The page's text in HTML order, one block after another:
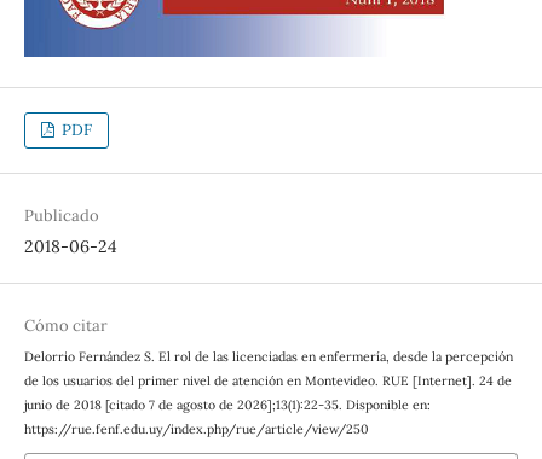
PDF
Publicado
2018-06-24
Cómo citar
Delorrio Fernández S. El rol de las licenciadas en enfermería, desde la percepción
de los usuarios del primer nivel de atención en Montevideo. RUE [Internet]. 24 de
junio de 2018 [citado 7 de agosto de 2026];13(1):22-35. Disponible en:
https://rue.fenf.edu.uy/index.php/rue/article/view/250